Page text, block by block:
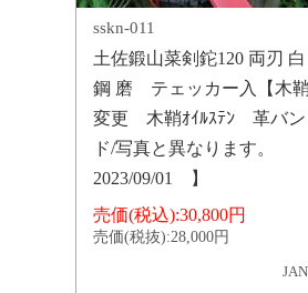
sskn-011
土佐鍛山菜剣鉈120 両刃 白
鋼 磨 テェッカー入【木
変更 木鞘ｵｲﾙｽﾃﾝ 革バン
ド/写真と異なります。
2023/09/01 】
売価(税込):30,800円
売価(税抜):28,000円